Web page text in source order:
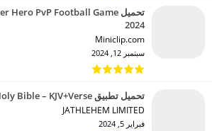
2024
Miniclip.com‏
سبتمبر 12, 2024
تحميل تطبيق Holy Bible – KJV+Verse مهكر للاندرويد 2024
JATHLEHEM LIMITED‏
فبراير 5, 2024